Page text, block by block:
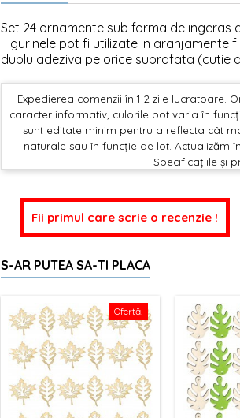
Set 24 ornamente sub forma de ingeras
Figurinele pot fi utilizate in aranjamente
dublu adeziva pe orice suprafata (cutie
Expedierea comenzii în 1-2 zile lucratoare.
caracter informativ, culorile pot varia în
sunt editate minim pentru a reflecta cât
naturale sau în funcție de lot. Actualizăm
Specificațiile și
Fii primul care scrie o recenzie !
S-AR PUTEA SA-TI PLACA
Ofertă!